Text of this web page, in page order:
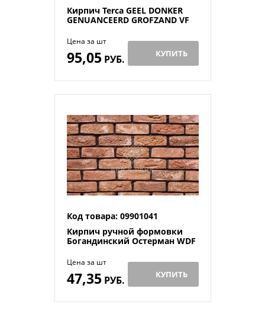
Кирпич Terca GEEL DONKER
GENUANCEERD GROFZAND VF
Цена за шт
95,05 РУБ. КУПИТЬ
Код товара: 09901041
Кирпич ручной формовки
Богандинский Остерман WDF
Цена за шт
47,35 РУБ. КУПИТЬ